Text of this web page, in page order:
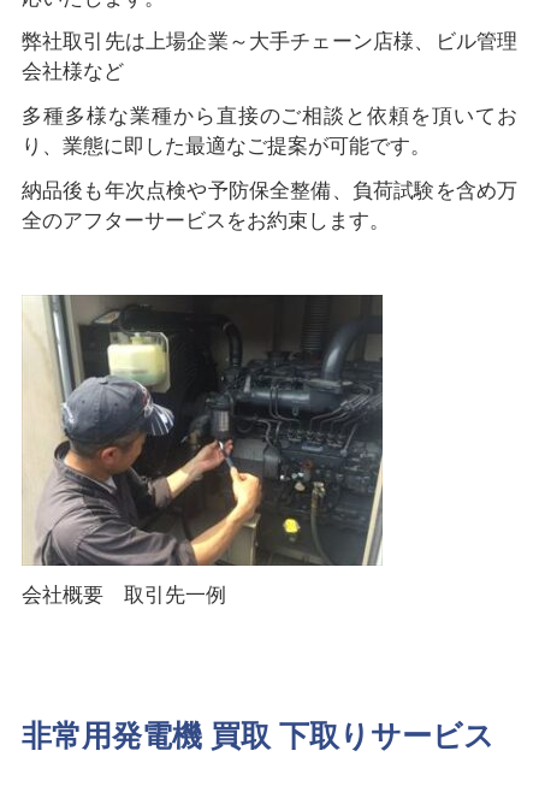
弊社取引先は上場企業～大手チェーン店様、ビル管理
会社様など
多種多様な業種から直接のご相談と依頼を頂いてお
り、業態に即した最適なご提案が可能です。
納品後も年次点検や予防保全整備、負荷試験を含め万
全のアフターサービスをお約束します。
会社概要 取引先一例
非常用発電機 買取 下取りサービス